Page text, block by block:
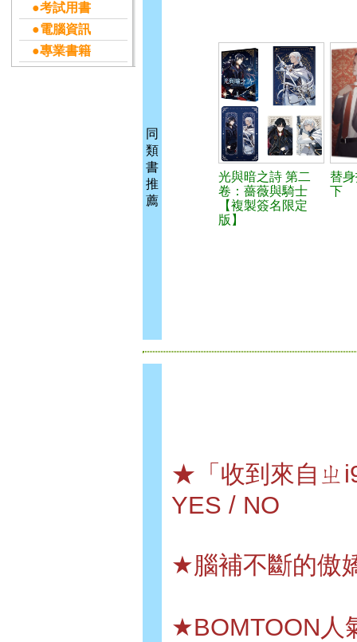
●考試用書
●電腦資訊
●專業書籍
同
類
書
推
薦
光與暗之詩 第二
卷：薔薇與騎士
【複製簽名限定
版】
替
下
★「收到來自ㄓ
YES / NO
★腦補不斷的傲
★BOMTOON人